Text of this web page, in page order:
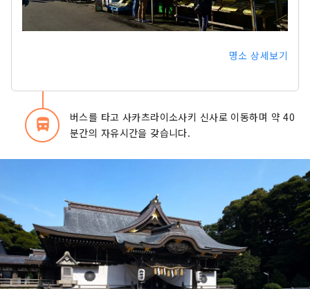
명소 상세보기
directions_bus_filled
버스를 타고 사카츠라이소사키 신사로 이동하며 약 40
분간의 자유시간을 갖습니다.